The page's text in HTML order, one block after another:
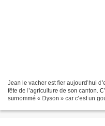
Jean le vacher est fier aujourd’hui
fête de l’agriculture de son canton.
surnommé « Dyson » car c’est un